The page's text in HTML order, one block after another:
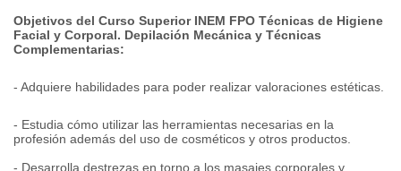
Objetivos del Curso Superior INEM FPO Técnicas de Higiene
Facial y Corporal. Depilación Mecánica y Técnicas
Complementarias:
- Adquiere habilidades para poder realizar valoraciones estéticas.
- Estudia cómo utilizar las herramientas necesarias en la
profesión además del uso de cosméticos y otros productos.
- Desarrolla destrezas en torno a los masajes corporales y